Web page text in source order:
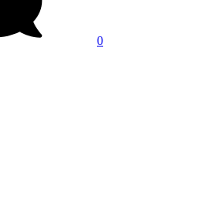
0